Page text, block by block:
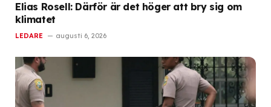
Elias Rosell: Därför är det höger att bry sig om
klimatet
LEDARE augusti 6, 2026